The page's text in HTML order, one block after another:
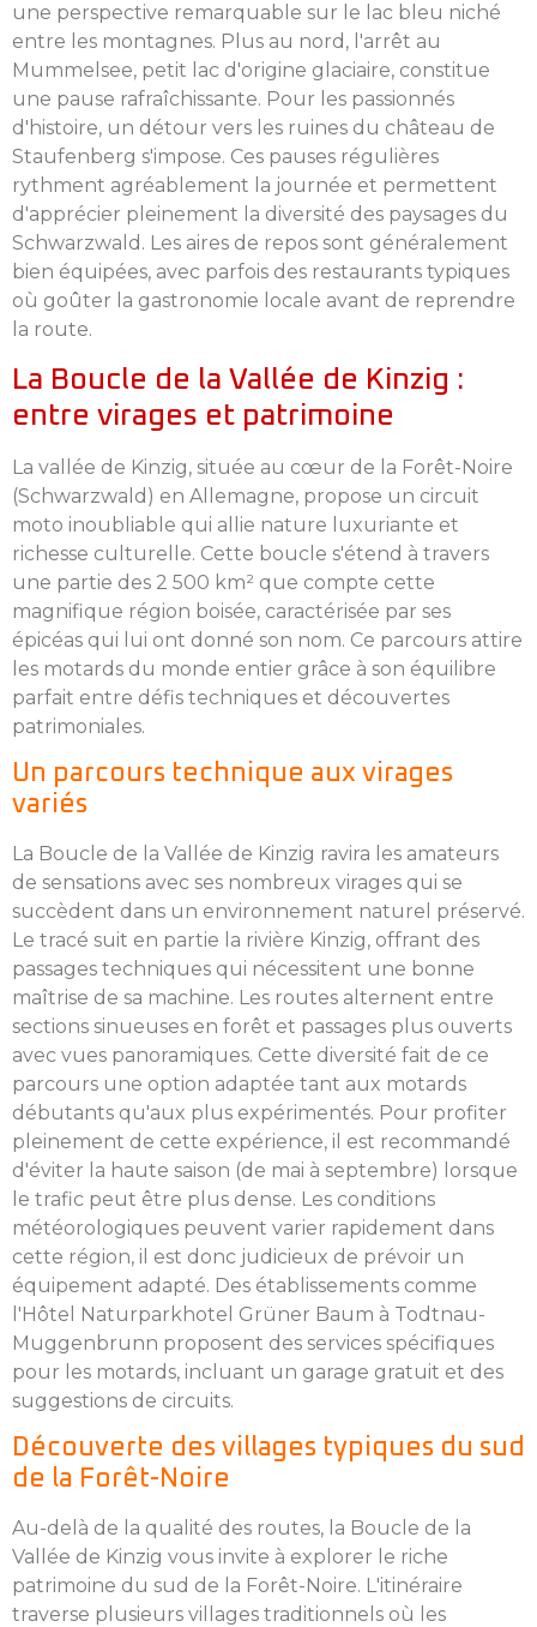
une perspective remarquable sur le lac bleu niché
entre les montagnes. Plus au nord, l'arrêt au
Mummelsee, petit lac d'origine glaciaire, constitue
une pause rafraîchissante. Pour les passionnés
d'histoire, un détour vers les ruines du château de
Staufenberg s'impose. Ces pauses régulières
rythment agréablement la journée et permettent
d'apprécier pleinement la diversité des paysages du
Schwarzwald. Les aires de repos sont généralement
bien équipées, avec parfois des restaurants typiques
où goûter la gastronomie locale avant de reprendre
la route.
La Boucle de la Vallée de Kinzig :
entre virages et patrimoine
La vallée de Kinzig, située au cœur de la Forêt-Noire
(Schwarzwald) en Allemagne, propose un circuit
moto inoubliable qui allie nature luxuriante et
richesse culturelle. Cette boucle s'étend à travers
une partie des 2 500 km² que compte cette
magnifique région boisée, caractérisée par ses
épicéas qui lui ont donné son nom. Ce parcours attire
les motards du monde entier grâce à son équilibre
parfait entre défis techniques et découvertes
patrimoniales.
Un parcours technique aux virages
variés
La Boucle de la Vallée de Kinzig ravira les amateurs
de sensations avec ses nombreux virages qui se
succèdent dans un environnement naturel préservé.
Le tracé suit en partie la rivière Kinzig, offrant des
passages techniques qui nécessitent une bonne
maîtrise de sa machine. Les routes alternent entre
sections sinueuses en forêt et passages plus ouverts
avec vues panoramiques. Cette diversité fait de ce
parcours une option adaptée tant aux motards
débutants qu'aux plus expérimentés. Pour profiter
pleinement de cette expérience, il est recommandé
d'éviter la haute saison (de mai à septembre) lorsque
le trafic peut être plus dense. Les conditions
météorologiques peuvent varier rapidement dans
cette région, il est donc judicieux de prévoir un
équipement adapté. Des établissements comme
l'Hôtel Naturparkhotel Grüner Baum à Todtnau-
Muggenbrunn proposent des services spécifiques
pour les motards, incluant un garage gratuit et des
suggestions de circuits.
Découverte des villages typiques du sud
de la Forêt-Noire
Au-delà de la qualité des routes, la Boucle de la
Vallée de Kinzig vous invite à explorer le riche
patrimoine du sud de la Forêt-Noire. L'itinéraire
traverse plusieurs villages traditionnels où les